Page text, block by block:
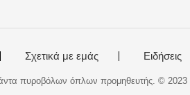
Σχετικά με εμάς Ειδήσεις
πυροβόλων όπλων προμηθευτής. ©